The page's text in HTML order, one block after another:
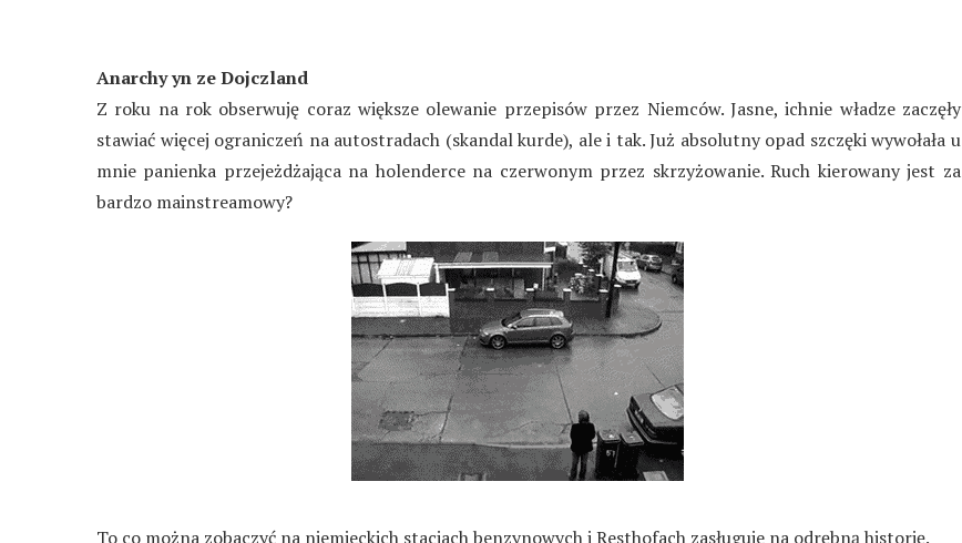
Anarchy yn ze Dojczland
Z roku na rok obserwuję coraz większe olewanie przepisów przez Niemców. Jasne, ichnie władze zaczęły
stawiać więcej ograniczeń na autostradach (skandal kurde), ale i tak. Już absolutny opad szczęki wywołała u
mnie panienka przejeżdżająca na holenderce na czerwonym przez skrzyżowanie. Ruch kierowany jest za
bardzo mainstreamowy?
To co można zobaczyć na niemieckich stacjach benzynowych i Resthofach zasługuje na odrębną historię.